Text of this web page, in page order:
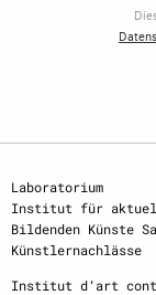
Laboratorium
Institut für
Bildenden Künste
Künstlernachlässe
Institut d‘art